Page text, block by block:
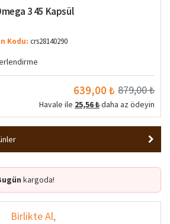
3 45 Kapsül
Kodu: crs28140290
639,00 ₺ 879,00 ₺
Havale ile 25,56 ₺daha az ödeyin
kargoda!
Birlikte Al,